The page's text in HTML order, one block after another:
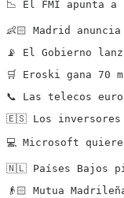
📉 El FMI apunta a
👶🏻 Madrid
📡 El Gobierno
🛒 Eroski gana 70
📞 Las telecos
🇪🇸 Los inversores
💻 Microsoft
🇳🇱 Países Bajos
👴🏻 Mutua